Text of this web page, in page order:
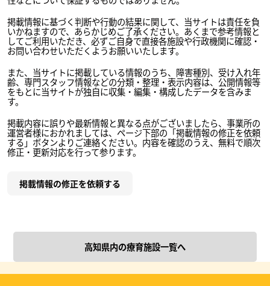
掲載情報に基づく判断や行動の結果に関して、当サイトは責任を負
いかねますので、あらかじめご了承ください。あくまで参考情報と
してご利用いただき、必ずご自身で直接各施設や行政機関に確認・
お問い合わせいただくようお願いいたします。
また、当サイトに掲載している情報のうち、障害種別、受け入れ年
齢、専門スタッフ情報などの分類・整理・表示内容は、公開情報等
をもとに当サイトが独自に収集・編集・構成したデータを含みま
す。
掲載内容に誤りや最新情報と異なる点がございましたら、事業所の
運営者様におかれましては、ページ下部の「掲載情報の修正を依頼
する」ボタンよりご連絡ください。内容を確認のうえ、無料で順次
修正・更新対応を行って参ります。
掲載情報の修正を依頼する
高知県内の療育施設一覧へ